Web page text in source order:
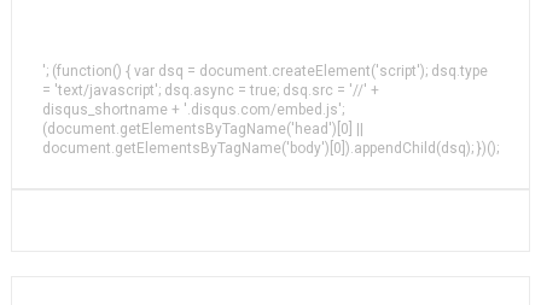
'; (function() { var dsq = document.createElement('script'); dsq.type
= 'text/javascript'; dsq.async = true; dsq.src = '//' +
disqus_shortname + '.disqus.com/embed.js';
(document.getElementsByTagName('head')[0] ||
document.getElementsByTagName('body')[0]).appendChild(dsq); })();